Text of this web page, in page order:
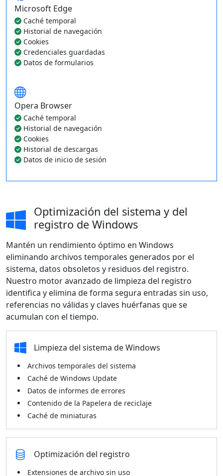
Microsoft Edge
Caché temporal
Historial de navegación
Cookies
Credenciales guardadas
Datos de formularios
Opera Browser
Caché temporal
Historial de navegación
Cookies
Historial de descargas
Datos de inicio de sesión
Optimización del sistema y del
registro de Windows
Mantén un rendimiento óptimo en Windows
eliminando archivos temporales generados por el
sistema, datos obsoletos y residuos del registro.
Nuestro motor avanzado de limpieza del registro
identifica y elimina de forma segura entradas sin uso,
referencias no válidas y claves huérfanas que se
acumulan con el tiempo.
Limpieza del sistema de Windows
Archivos temporales del sistema
Caché de Windows Update
Datos de informes de errores
Contenido de la Papelera de reciclaje
Caché de miniaturas
Optimización del registro
Extensiones de archivo sin uso